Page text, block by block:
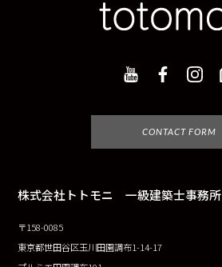
CONTACT FORM
株式会社トトモニ 一級建築士事務所
〒158-0085
東京都世田谷区玉川田園調布1-14-17